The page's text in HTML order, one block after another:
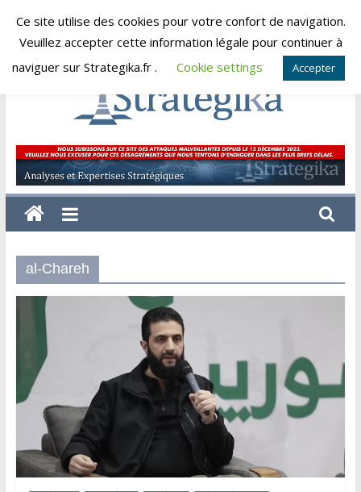
Skip
vendredi, août 7, 2026
Strategika
Expertise
et
Analyses
al-Chareh
Ce site utilise des cookies pour votre confort de navigation.
Veuillez accepter cette information légale pour continuer à
naviguer sur Strategika.fr .
Cookie settings Accepter